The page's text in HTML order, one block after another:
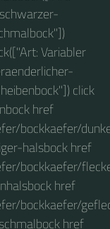
Variabler
click
href
bockkaefer/
halsbock href
bockkaefer/
href
bockkaefer/
href